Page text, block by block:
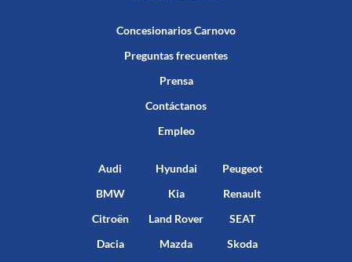
Concesionarios Carnovo
Preguntas frecuentes
Prensa
Contáctanos
Empleo
Audi
BMW
Citroën
Dacia
Hyundai
Kia
Land Rover
Mazda
Peugeot
Renault
SEAT
Skoda